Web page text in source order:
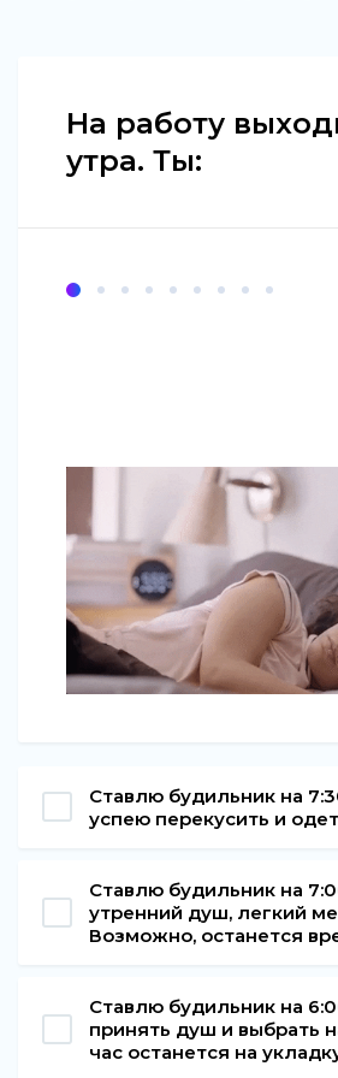
На работу
утра. Ты:
Ставлю будильник на
успею перекусить и
Ставлю будильник на
утренний душ, легкий
Возможно, останется
Ставлю будильник на
принять душ и выбрать
час останется на